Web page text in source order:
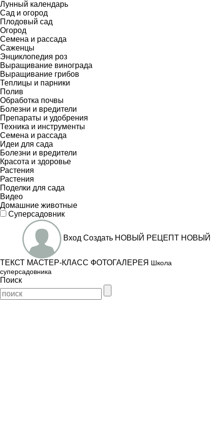
Лунный календарь
Сад и огород
Плодовый сад
Огород
Семена и рассада
Саженцы
Энциклопедия роз
Выращивание винограда
Выращивание грибов
Теплицы и парники
Полив
Обработка почвы
Болезни и вредители
Препараты и удобрения
Техника и инструменты
Семена и рассада
Идеи для сада
Болезни и вредители
Красота и здоровье
Растения
Растения
Поделки для сада
Видео
Домашние животные
Суперсадовник
Вход Создать НОВЫЙ РЕЦЕПТ НОВЫЙ
ТЕКСТ МАСТЕР-КЛАСС ФОТОГАЛЕРЕЯ Школа
суперсадовника
Поиск